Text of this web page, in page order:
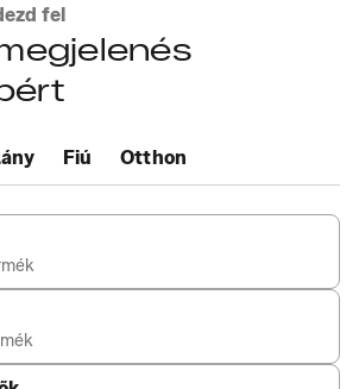
fel
Fiú Otthon